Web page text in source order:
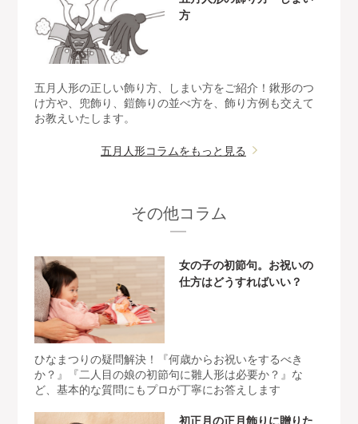
方
五月人形の正しい飾り方、しまい方をご紹介！鍬形のつ
け方や、兜飾り、鎧飾りの並べ方を、飾り方例も交えて
お教えいたします。
五月人形コラムをもっと見る
その他コラム
女の子の初節句。お祝いの
仕方はどうすればいい？
ひなまつりの疑問解決！『何歳からお祝いをするべき
か？』『二人目の娘の初節句に雛人形は必要か？』な
ど、基本的な質問にもプロが丁寧にお答えします
初正月の正月飾りに贈りた